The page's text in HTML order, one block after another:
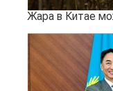
Жара в Китае